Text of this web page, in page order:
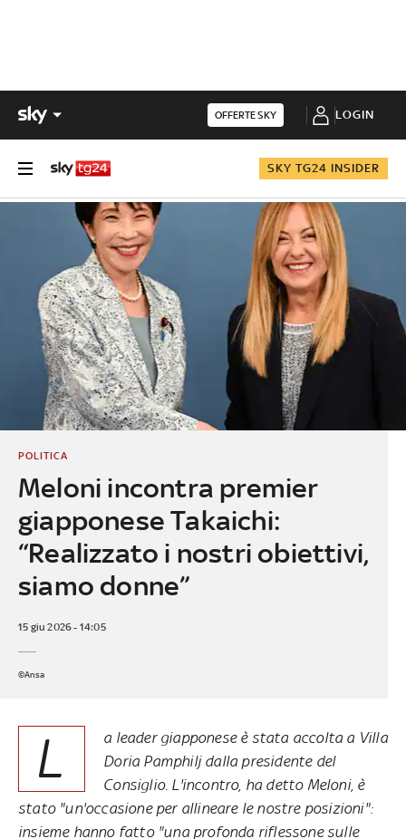
OFFERTE SKY LOGIN
SKY TG24 INSIDER
Meloni incontra premier
giapponese Takaichi:
“Realizzato i nostri obiettivi,
siamo donne”
POLITICA
15 giu 2026 - 14:05
©Ansa
L
a leader giapponese è stata accolta a Villa
Doria Pamphilj dalla presidente del
Consiglio. L'incontro, ha detto Meloni, è
stato "un'occasione per allineare le nostre posizioni":
insieme hanno fatto "una profonda riflessone sulle